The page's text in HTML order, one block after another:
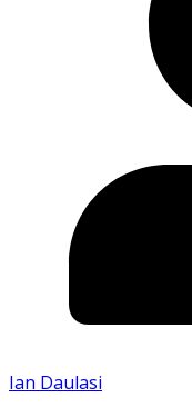
Ian Daulasi